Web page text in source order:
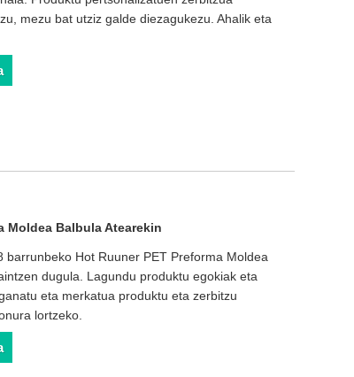
mezu bat utziz galde diezagukezu. Ahalik eta
Moldea Balbula Atearekin
Hot Ruuner PET Preforma Moldea
dugula. Lagundu produktu egokiak eta
eta merkatua produktu eta zerbitzu
lortzeko.